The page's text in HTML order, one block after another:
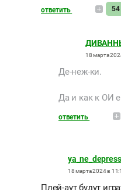
ответить 54
18 марта
Де-неж-ки.
Да и как к ОИ
ответить
18 марта 2024 в